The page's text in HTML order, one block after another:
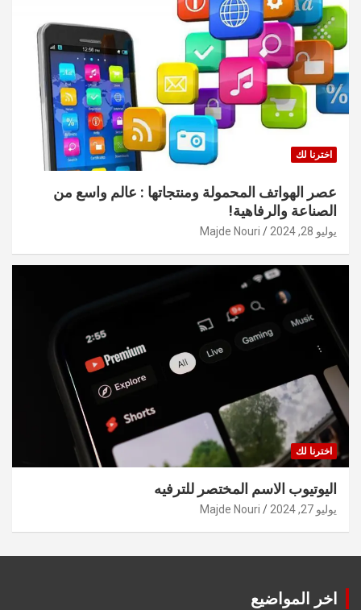
اخترنا لك
عصر الهواتف المحمولة ومنتجاتها : عالم واسع من
الصناعة والرفاهية!
يوليو 28, 2024 Majde Nouri
اخترنا لك
اليوتيوب الاسم المختصر للترفيه
يوليو 27, 2024 Majde Nouri
اخر المواضيع